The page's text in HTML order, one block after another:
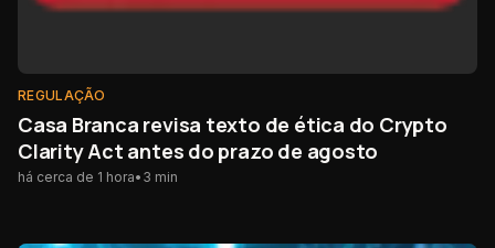
REGULAÇÃO
Casa Branca revisa texto de ética do Crypto
Clarity Act antes do prazo de agosto
há cerca de 1 hora• 3 min